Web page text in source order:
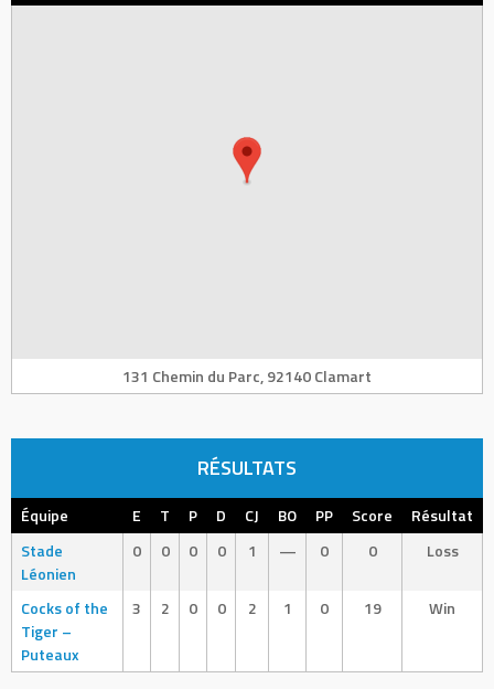
131 Chemin du Parc, 92140 Clamart
RÉSULTATS
Équipe E T P D CJ BO PP Score
Résultat
Stade
Léonien
0 0 0 0 1 — 0 0 Loss
Cocks of the
Tiger –
Puteaux
3 2 0 0 2 1 0 19 Win